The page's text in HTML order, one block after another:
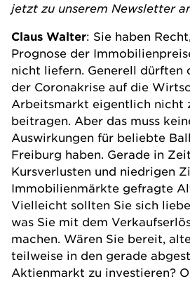
jetzt zu unserem Newsletter
Claus Walter: Sie haben
Prognose der
nicht liefern. Generell dürften
der Coronakrise auf die
Arbeitsmarkt eigentlich nicht
beitragen. Aber das muss
Auswirkungen für beliebte
Freiburg haben. Gerade in
Kursverlusten und niedrigen
Immobilienmärkte gefragte
Vielleicht sollten Sie sich
was Sie mit dem
machen. Wären Sie bereit,
teilweise in den gerade
Aktienmarkt zu investieren?